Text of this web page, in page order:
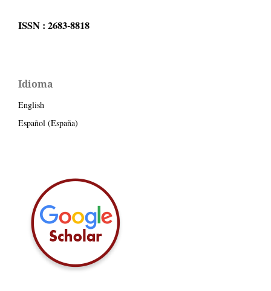
ISSN : 2683-8818
Idioma
English
Español (España)